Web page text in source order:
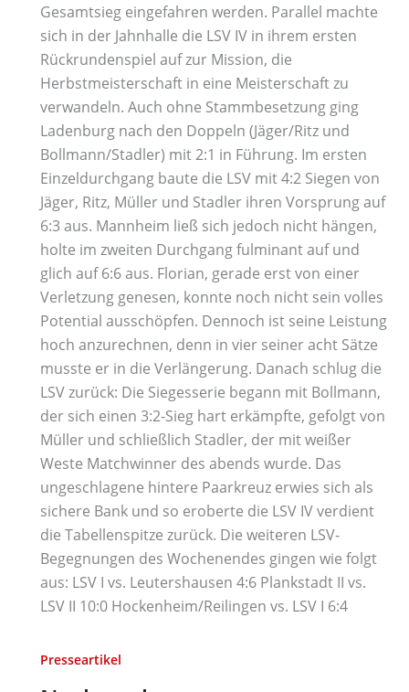
Gesamtsieg eingefahren werden. Parallel machte
sich in der Jahnhalle die LSV IV in ihrem ersten
Rückrundenspiel auf zur Mission, die
Herbstmeisterschaft in eine Meisterschaft zu
verwandeln. Auch ohne Stammbesetzung ging
Ladenburg nach den Doppeln (Jäger/Ritz und
Bollmann/Stadler) mit 2:1 in Führung. Im ersten
Einzeldurchgang baute die LSV mit 4:2 Siegen von
Jäger, Ritz, Müller und Stadler ihren Vorsprung auf
6:3 aus. Mannheim ließ sich jedoch nicht hängen,
holte im zweiten Durchgang fulminant auf und
glich auf 6:6 aus. Florian, gerade erst von einer
Verletzung genesen, konnte noch nicht sein volles
Potential ausschöpfen. Dennoch ist seine Leistung
hoch anzurechnen, denn in vier seiner acht Sätze
musste er in die Verlängerung. Danach schlug die
LSV zurück: Die Siegesserie begann mit Bollmann,
der sich einen 3:2-Sieg hart erkämpfte, gefolgt von
Müller und schließlich Stadler, der mit weißer
Weste Matchwinner des abends wurde. Das
ungeschlagene hintere Paarkreuz erwies sich als
sichere Bank und so eroberte die LSV IV verdient
die Tabellenspitze zurück. Die weiteren LSV-
Begegnungen des Wochenendes gingen wie folgt
aus: LSV I vs. Leutershausen 4:6 Plankstadt II vs.
LSV II 10:0 Hockenheim/Reilingen vs. LSV I 6:4
Presseartikel